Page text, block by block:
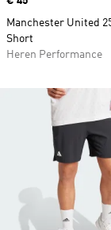
Manchester United
Short
Heren Performance